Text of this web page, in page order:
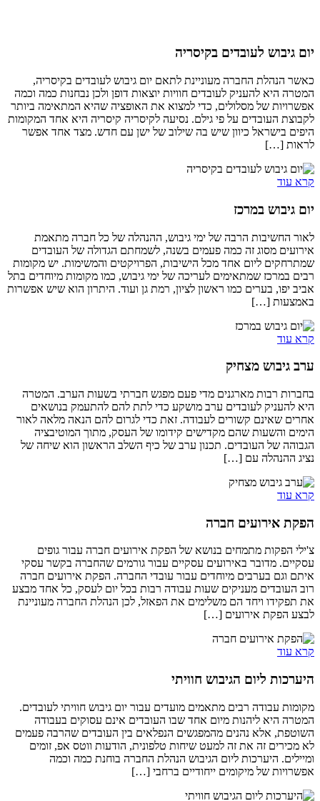
יום גיבוש לעובדים בקיסריה
כאשר הנהלת החברה מעוניינת לתאם יום גיבוש לעובדים בקיסריה,
המטרה היא להעניק לעובדים חוויות יוצאות דופן ולכן נבחנות כמה וכמה
אפשרויות של מסלולים, כדי למצוא את האופציה שהיא המתאימה ביותר
לקבוצת העובדים על פי גילם. נסיעה לקיסריה קיסריה היא אחד המקומות
היפים בישראל כיוון שיש בה שילוב של ישן עם חדש. מצד אחד אפשר
לראות […]
קרא עוד
יום גיבוש במרכז
לאור החשיבות הרבה של ימי גיבוש, ההנהלה של כל חברה מתאמת
אירועים מסוג זה כמה פעמים בשנה, לשמחתם הגדולה של העובדים
שמתרחקים ליום אחד מכל הישיבות, הפרויקטים והמשימות. יש מקומות
רבים במרכז שמתאימים לעריכה של ימי גיבוש, כמו מקומות מיוחדים בתל
אביב יפו, בערים כמו ראשון לציון, רמת גן ועוד. היתרון הוא שיש אפשרות
באמצעות […]
קרא עוד
ערב גיבוש מצחיק
בחברות רבות מארגנים מדי פעם מפגש חברתי בשעות הערב. המטרה
היא להעניק לעובדים ערב מושקע כדי לתת להם להתעמק בנושאים
אחרים שאינם קשורים לעבודה. זאת כדי לגרום להם הנאה מלאה לאור
הימים והשעות שהם מקדישים קידומו של העסק, מתוך המוטיבציה
הגבוהה של העובדים. תכנון ערב של כיף השלב הראשון הוא שיחה של
נציג ההנהלה עם […]
קרא עוד
הפקת אירועים חברה
צ'ילי הפקות מתמחים בנושא של הפקת אירועים חברה עבור גופים
עסקיים. מדובר באירועים עסקיים עבור גורמים שהחברה בקשר עסקי
איתם וגם בערבים מיוחדים עבור עובדי החברה. הפקת אירועים חברה
רוב העובדים מעניקים שעות עבודה רבות בכל יום לעסק, כל אחד מבצע
את תפקידו ויחד הם משלימים את הפאזל, לכן הנהלת החברה מעוניינת
לבצע הפקת אירועים […]
קרא עוד
היערכות ליום הגיבוש חוויתי
מקומות עבודה רבים מתאמים מועדים עבור יום גיבוש חוויתי לעובדים.
המטרה היא ליהנות מיום אחד שבו העובדים אינם עסוקים בעבודה
השוטפת, אלא נהנים מהמפגשים הנפלאים בין העובדים שהרבה פעמים
לא מכירים זה את זה למעט שיחות טלפונית, הודעות ווטס אפ, זומים
ומיילים. היערכות ליום הגיבוש הנהלת החברה בוחנת כמה וכמה
אפשרויות של מיקומים ייחודיים ברחבי […]